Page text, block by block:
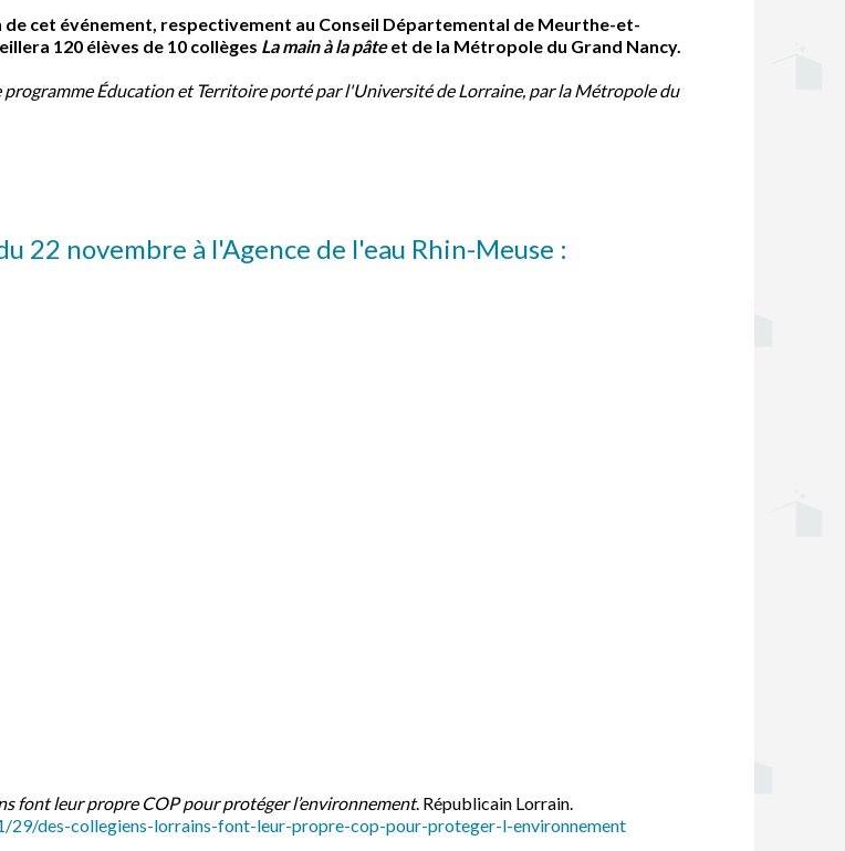
cet événement, respectivement au Conseil Départemental de Meurthe-et-
120 élèves de 10 collèges La main à la pâteet de la Métropole du Grand Nancy.
Éducation et Territoire porté par l'Université de Lorraine, par la Métropole du
22 novembre à l'Agence de l'eau Rhin-Meuse :
font leur propre COP pour protéger l’environnement. Républicain Lorrain.
des-collegiens-lorrains-font-leur-propre-cop-pour-proteger-l-environnement